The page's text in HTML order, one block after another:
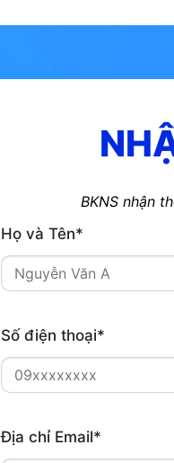
BKNS nhận
Họ và Tên*
Số điện thoại*
Địa chỉ Email*